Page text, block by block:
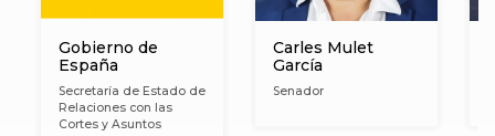
Gobierno de
España
Secretaría de Estado de
Relaciones con las
Cortes y Asuntos
Carles Mulet
García
Senador